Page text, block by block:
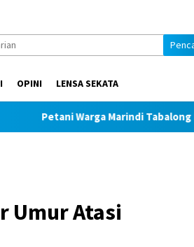
OPINI LENSA SEKATA
Warga Marindi Tabalong Ditemukan
Umur Atasi